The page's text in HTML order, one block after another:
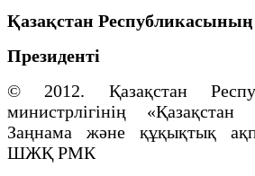
Қазақстан Республикасының
Президенті
© 2012. Қазақстан
министрлігінің «Қазақстан
Заңнама және құқықтық
ШЖҚ РМК